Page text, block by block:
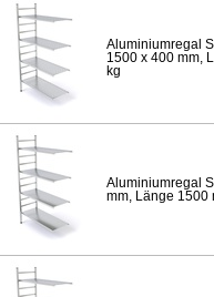
Aluminiumregal
1500 x 400 mm,
kg
Aluminiumregal
mm, Länge 1500